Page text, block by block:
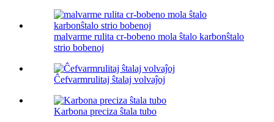
malvarme rulita cr-bobeno mola ŝtalo karbonŝtalo
strio bobenoj
Ĉefvarmrulitaj ŝtalaj volvaĵoj
Karbona preciza ŝtala tubo